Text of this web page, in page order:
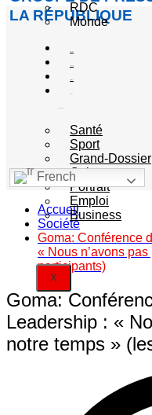
LA RÉPUBLIQUE
RDC
Monde
Santé
Sport
Grand-Dossier
Culture
Portrait
Emploi
Business
X
French
Accueil
Société
Goma: Conférence
« Nous n’avons
participants)
Goma:
Leadership : «
notre temps »